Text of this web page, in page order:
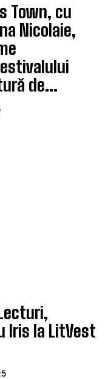
Town, cu
Nicolaie,
de...
Iris la LitVest